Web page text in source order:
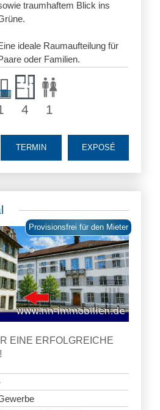
traumhaftem Blick ins
ideale Raumaufteilung für
oder Familien.
4 1
EXPOSÉ
TERMIN
Provisionsfrei für den Mieter
EINE ERFOLGREICHE